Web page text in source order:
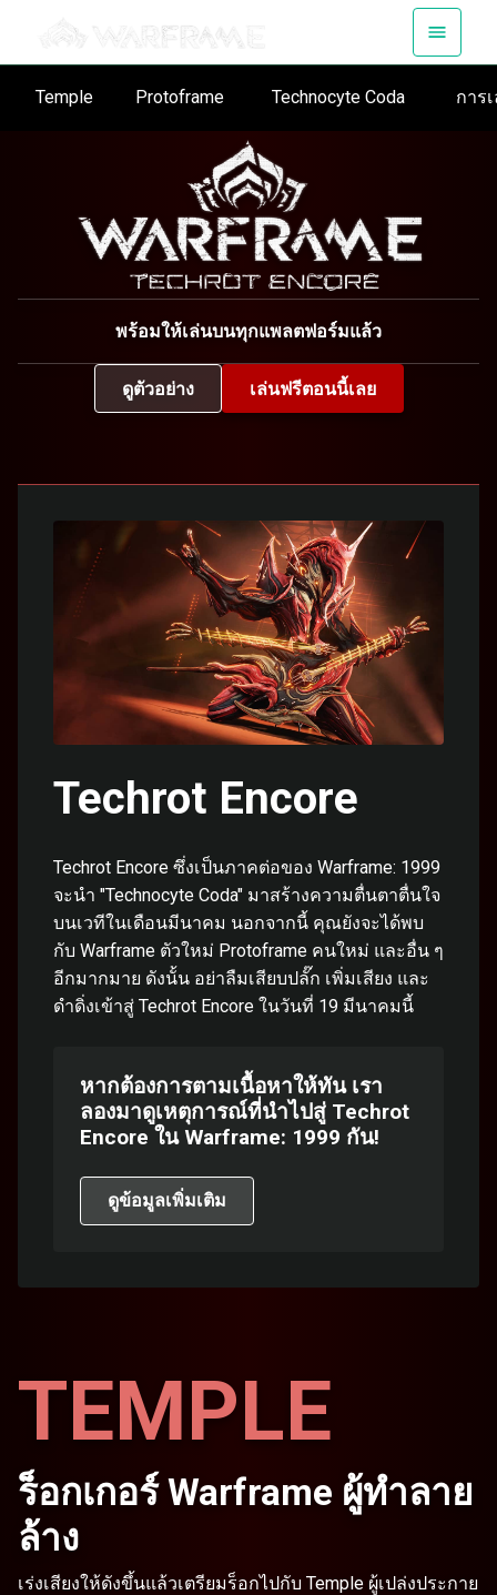
Temple Protoframe Technocyte Coda การ
พร้อมให้เล่นบนทุกแพลตฟอร์มแล้ว
ดูตัวอย่าง เล่นฟรีตอนนี้เลย
Techrot Encore
Techrot Encore ซึ่งเป็นภาคต่อของ Warframe: 1999
จะนำ "Technocyte Coda" มาสร้างความตื่นตาตื่นใจ
บนเวทีในเดือนมีนาคม นอกจากนี้ คุณยังจะได้พบ
กับ Warframe ตัวใหม่ Protoframe คนใหม่ และอื่น ๆ
อีกมากมาย ดังนั้น อย่าลืมเสียบปลั๊ก เพิ่มเสียง และ
ดำดิ่งเข้าสู่ Techrot Encore ในวันที่ 19 มีนาคมนี้
หากต้องการตามเนื้อหาให้ทัน เรา
ลองมาดูเหตุการณ์ที่นำไปสู่ Techrot
Encore ใน Warframe: 1999 กัน!
ดูข้อมูลเพิ่มเติม
TEMPLE
ร็อกเกอร์ Warframe ผู้ทำลาย
ล้าง
เร่งเสียงให้ดังขึ้นแล้วเตรียมร็อกไปกับ Temple ผู้เปล่งประกาย